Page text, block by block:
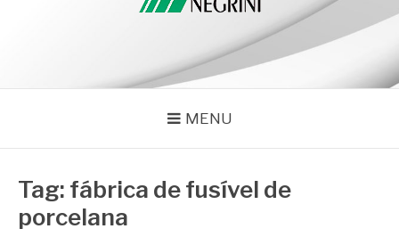
MENU
Tag: fábrica de fusível de
porcelana